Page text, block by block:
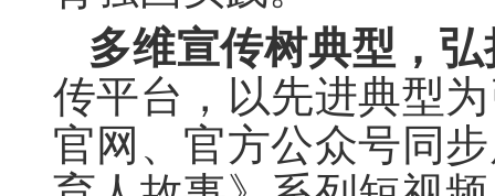
多维宣传树典型，
传平台，以先进典型
官网、官方公众号同